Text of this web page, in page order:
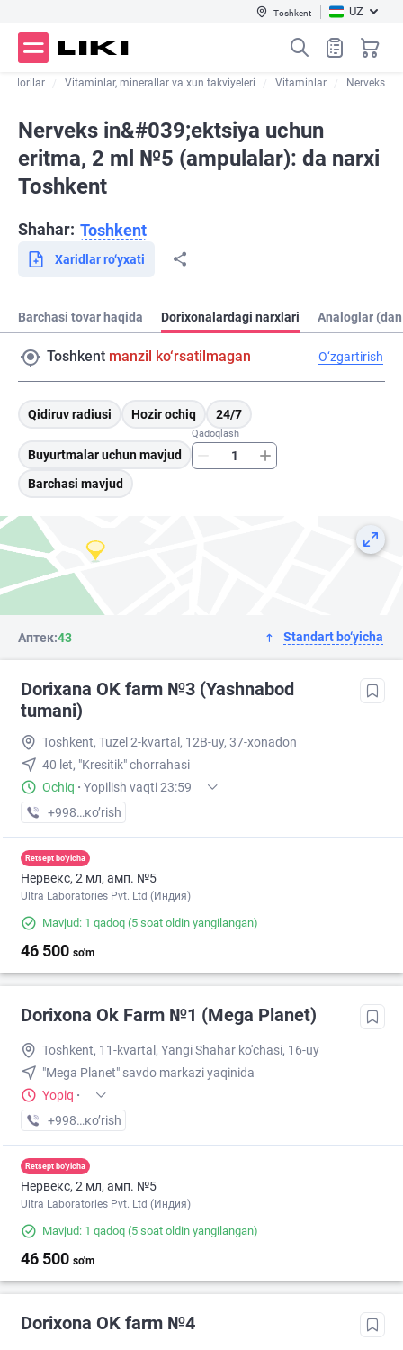
Toshkent UZ
dorilar Vitaminlar, minerallar va xun takviyeleri Vitaminlar Nerveks
Nerveks in&#039;ektsiya uchun
eritma, 2 ml №5 (ampulalar): da narxi
Toshkent
Shahar: Toshkent
Xaridlar ro‘yxati
Barchasi tovar haqida Dorixonalardagi narxlari Analoglar
Toshkent manzil ko‘rsatilmagan O‘zgartirish
Qidiruv radiusi Hozir ochiq 24/7
Buyurtmalar uchun mavjud
Qadoqlash
Barchasi mavjud
Аптек:43 Standart bo‘yicha
Dorixana OK farm №3 (Yashnabod
tumani)
Toshkent, Tuzel 2-kvartal, 12B-uy, 37-xonadon
40 let, "Kresitik" chorrahasi
Ochiq · Yopilish vaqti 23:59
+998 (90) XXX-XX-XX
кo’rish
Retsept bo'yicha
Нервекс, 2 мл, амп. №5
Ultra Laboratories Pvt. Ltd (Индия)
Mavjud: 1 qadoq (5 soat oldin yangilangan)
46 500 so'm
Dorixona Ok Farm №1 (Mega Planet)
Toshkent, 11-kvartal, Yangi Shahar ko'chasi, 16-uy
"Mega Planet" savdo markazi yaqinida
Yopiq ·
+998 (90) XXX-XX-XX
кo’rish
Retsept bo'yicha
Нервекс, 2 мл, амп. №5
Ultra Laboratories Pvt. Ltd (Индия)
Mavjud: 1 qadoq (5 soat oldin yangilangan)
46 500 so'm
Dorixona ОK farm №4